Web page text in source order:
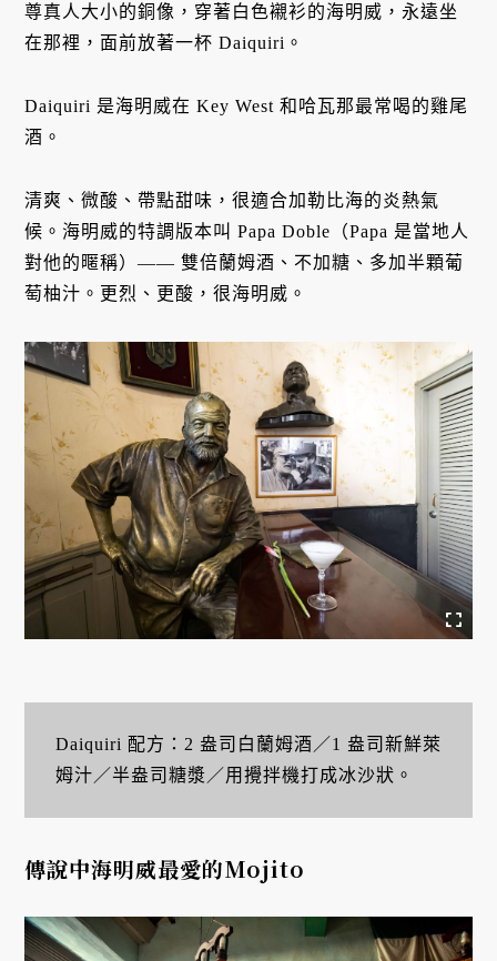
尊真人大小的銅像，穿著白色襯衫的海明威，永遠坐
在那裡，面前放著一杯 Daiquiri。
Daiquiri 是海明威在 Key West 和哈瓦那最常喝的雞尾
酒。
清爽、微酸、帶點甜味，很適合加勒比海的炎熱氣
候。海明威的特調版本叫 Papa Doble（Papa 是當地人
對他的暱稱）—— 雙倍蘭姆酒、不加糖、多加半顆葡
萄柚汁。更烈、更酸，很海明威。
Daiquiri 配方：2 盎司白蘭姆酒／1 盎司新鮮萊
姆汁／半盎司糖漿／用攪拌機打成冰沙狀。
傳說中海明威最愛的Mojito